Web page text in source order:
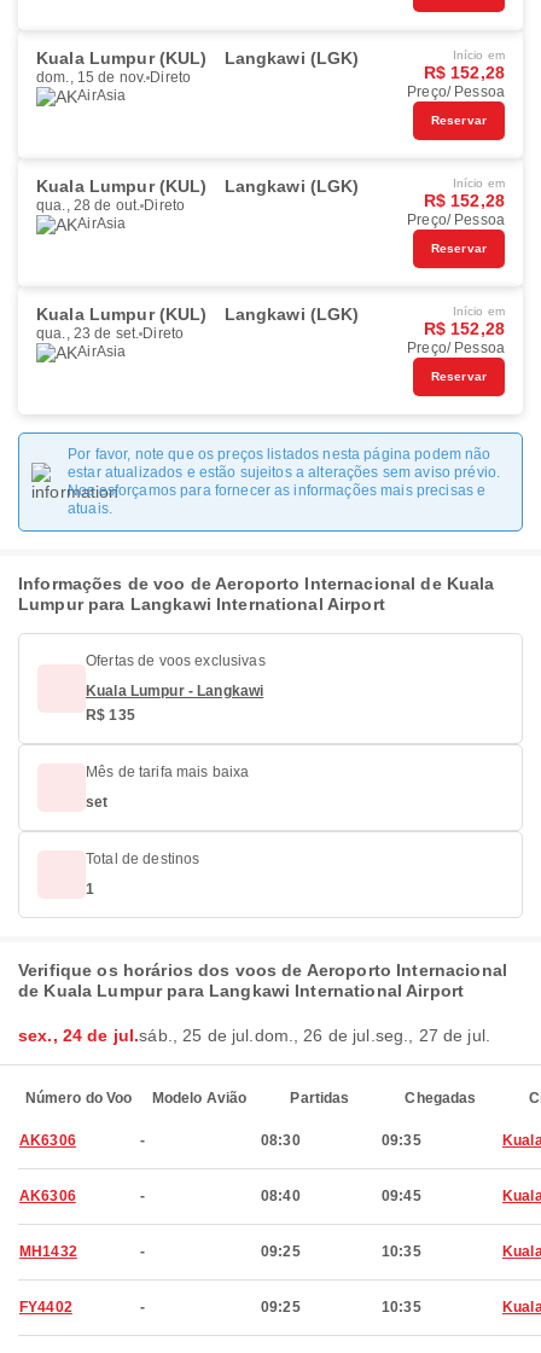
Kuala Lumpur (KUL) Langkawi (LGK)
dom., 15 de nov. Direto
AirAsia
Início em
R$ 152,28
Preço/ Pessoa
Reservar
Kuala Lumpur (KUL) Langkawi (LGK)
qua., 28 de out. Direto
AirAsia
Início em
R$ 152,28
Preço/ Pessoa
Reservar
Kuala Lumpur (KUL) Langkawi (LGK)
qua., 23 de set. Direto
AirAsia
Início em
R$ 152,28
Preço/ Pessoa
Reservar
Por favor, note que os preços listados nesta página podem não
estar atualizados e estão sujeitos a alterações sem aviso prévio.
Nos esforçamos para fornecer as informações mais precisas e
atuais.
Informações de voo de Aeroporto Internacional de Kuala
Lumpur para Langkawi International Airport
Ofertas de voos exclusivas
Kuala Lumpur - Langkawi
R$ 135
Mês de tarifa mais baixa
set
Total de destinos
1
Verifique os horários dos voos de Aeroporto Internacional
de Kuala Lumpur para Langkawi International Airport
sex., 24 de jul.sáb., 25 de jul. dom., 26 de jul. seg., 27 de jul.
Número do Voo Modelo Avião Partidas Chegadas
AK6306 - 08:30 09:35
AK6306 - 08:40 09:45
MH1432 - 09:25 10:35
FY4402 - 09:25 10:35